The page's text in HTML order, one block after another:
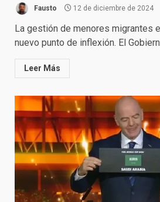
Fausto 12 de diciembre de 2024
La gestión de menores migrantes
nuevo punto de inflexión. El
Leer Más